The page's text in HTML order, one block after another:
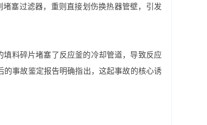
塞过滤器，重则直接划伤换热器管壁，引发
料碎片堵塞了反应釜的冷却管道，导致反应
事故鉴定报告明确指出，这起事故的核心诱